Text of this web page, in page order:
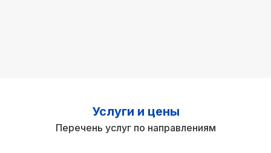
Услуги и цены
Перечень услуг по направлениям